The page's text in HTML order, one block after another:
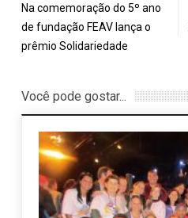
Na comemoração do 5º ano
de fundação FEAV lança o
prêmio Solidariedade
Você pode gostar...